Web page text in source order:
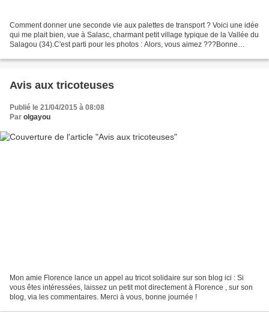
Comment donner une seconde vie aux palettes de transport ? Voici une idée
qui me plait bien, vue à Salasc, charmant petit village typique de la Vallée du
Salagou (34).C'est parti pour les photos : Alors, vous aimez ???Bonne
Avis aux tricoteuses
Publié le 21/04/2015 à 08:08
Par olgayou
Mon amie Florence lance un appel au tricot solidaire sur son blog ici : Si
vous êtes intéressées, laissez un petit mot directement à Florence , sur son
blog, via les commentaires. Merci à vous, bonne journée !